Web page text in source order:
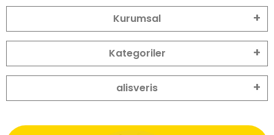
Kurumsal
Kategoriler
alisveris